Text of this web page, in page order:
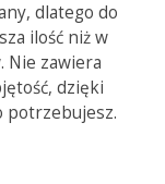
dlatego do
ilość niż w
Nie zawiera
dzięki
potrzebujesz.